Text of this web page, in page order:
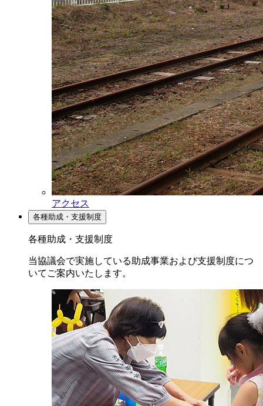
アクセス
各種助成・支援制度
各種助成・支援制度
当協議会で実施している助成事業および支援制度につ
いてご案内いたします。